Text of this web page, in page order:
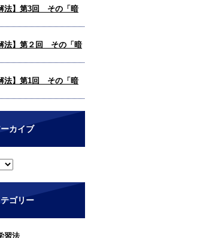
？法】第3回 その「暗
いつまで続けますか？
法】第２回 その「暗
いつまで続けますか？
法】第1回 その「暗
いつまで続けますか？
カイブ
ゴリー
習法